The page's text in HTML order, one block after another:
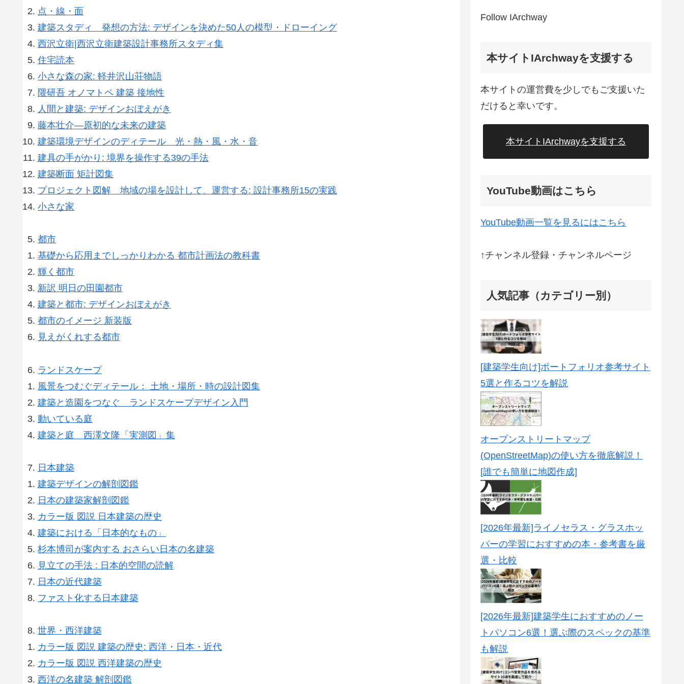
点・線・面
建築スタディ 発想の方法: デザインを決めた50人の模型・ドローイング
西沢立衛|西沢立衛建築設計事務所スタディ集
住宅読本
小さな森の家: 軽井沢山荘物語
隈研吾 オノマトペ 建築 接地性
人間と建築: デザインおぼえがき
藤本壮介―原初的な未来の建築
建築環境デザインのディテール 光・熱・風・水・音
建具の手がかり: 境界を操作する39の手法
建築断面 矩計図集
プロジェクト図解 地域の場を設計して、運営する: 設計事務所15の実践
小さな家
都市
基礎から応用までしっかりわかる 都市計画法の教科書
輝く都市
新訳 明日の田園都市
建築と都市: デザインおぼえがき
都市のイメージ 新装版
見えがくれする都市
ランドスケープ
風景をつむぐディテール： 土地・場所・時の設計図集
建築と造園をつなぐ ランドスケープデザイン入門
動いている庭
建築と庭 西澤文隆「実測図」集
日本建築
建築デザインの解剖図鑑
日本の建築家解剖図鑑
カラー版 図説 日本建築の歴史
建築における「日本的なもの」
杉本博司が案内する おさらい日本の名建築
見立ての手法 : 日本的空間の読解
日本の近代建築
ファスト化する日本建築
世界・西洋建築
カラー版 図説 建築の歴史: 西洋・日本・近代
カラー版 図説 西洋建築の歴史
西洋の名建築 解剖図鑑
Follow IArchway
本サイトIArchwayを支援する
本サイトの運営費を少しでもご支援いた
だけると幸いです。
本サイトIArchwayを支援する
YouTube動画はこちら
YouTube動画一覧を見るにはこちら
↑チャンネル登録・チャンネルページ
人気記事（カテゴリー別）
[建築学生向け]ポートフォリオ参考サイト
5選と作るコツを解説
オープンストリートマップ
(OpenStreetMap)の使い方を徹底解説！
[誰でも簡単に地図作成]
[2026年最新]ライノセラス・グラスホッ
パーの学習におすすめの本・参考書を厳
選・比較
[2026年最新]建築学生におすすめのノー
トパソコン6選！選ぶ際のスペックの基準
も解説